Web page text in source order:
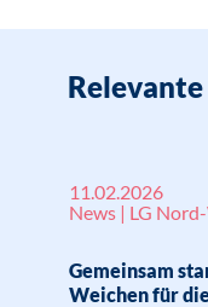
11.02.2026
News | LG
Gemeinsam
Weichen für